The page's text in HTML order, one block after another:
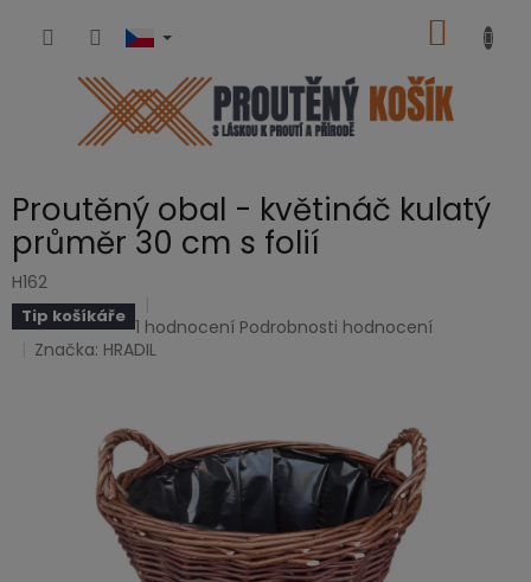
KOŠÍK
Proutěný obal - květináč kulatý
průměr 30 cm s folií
H162
Tip košíkáře Průměrné
hodnocení
z
5
hvězdiček.
1 hodnocení Podrobnosti hodnocení
Značka: HRADIL